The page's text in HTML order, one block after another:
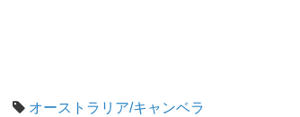
オーストラリア/キャンベラ